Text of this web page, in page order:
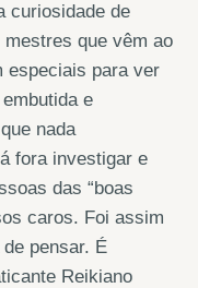
curiosidade de
que vêm ao
especiais para ver
e
nada
fora investigar e
das “boas
caros. Foi assim
pensar. É
Reikiano